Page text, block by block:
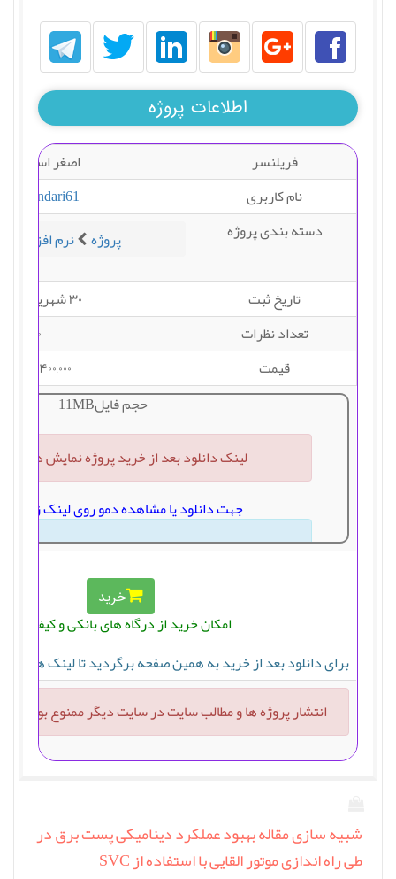
اطلاعات پروژه
فریلنسر
اصغر
نام کاربری
دسته بندی پروژه
پروژه نرم افزار
تاریخ ثبت
۳۰ شهریور ۱۳۹۹
تعداد نظرات
۰
قیمت
۴۰۰,۰۰۰ تومان
حجم فایل11MB
لینک دانلود بعد از خرید پروژه نمایش داده
جهت دانلود یا مشاهده دمو روی لینک زیر
دانلود پروژه
جهت دانلود یا مشاهده دمو روی لینک زیر
دانلود دموی پروژه
خرید
امکان خرید از درگاه های بانکی و کیف پول
برای دانلود بعد از خرید به همین صفحه برگردید تا لینک های
انتشار پروژه ها و مطالب سایت در سایت دیگر ممنوع بوده و
شبیه سازی مقاله بهبود عملکرد دینامیکی پست برق در
طی راه اندازی موتور القایی با استفاده از SVC